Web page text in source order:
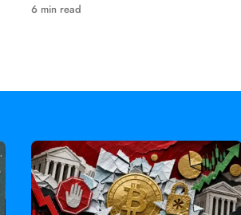
5월 강세·약세 시나리오를 분석합니
6 min read